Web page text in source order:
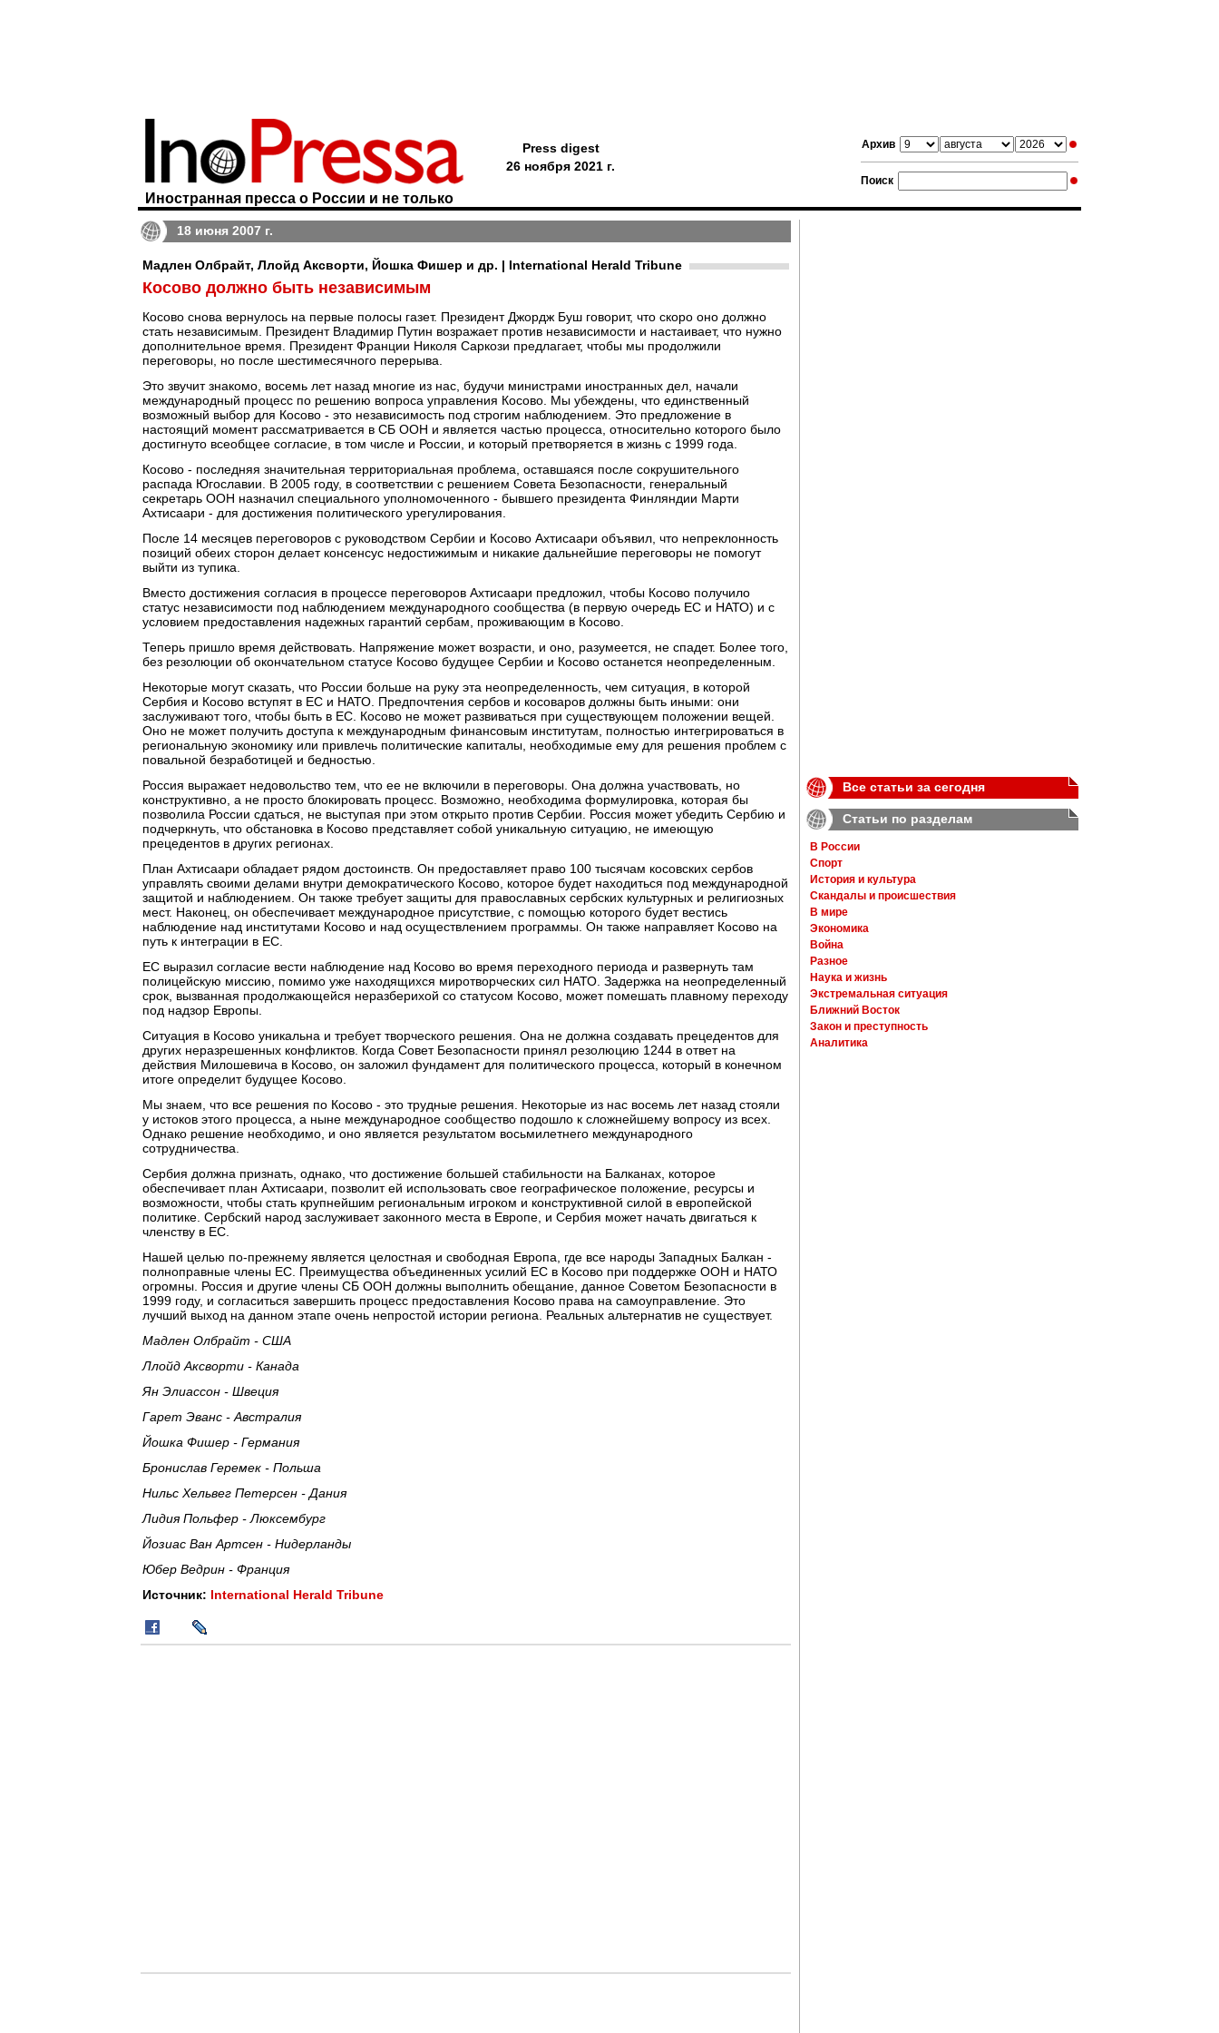
Архив
Поиск
Иностранная пресса о России и не только
Press digest
26 ноября 2021 г.
18 июня 2007 г.
Мадлен Олбрайт, Ллойд Аксворти, Йошка Фишер и др. | International Herald Tribune
Косово должно быть независимым
Косово снова вернулось на первые полосы газет. Президент Джордж Буш говорит, что скоро оно должно
стать независимым. Президент Владимир Путин возражает против независимости и настаивает, что нужно
дополнительное время. Президент Франции Николя Саркози предлагает, чтобы мы продолжили
переговоры, но после шестимесячного перерыва.
Это звучит знакомо, восемь лет назад многие из нас, будучи министрами иностранных дел, начали
международный процесс по решению вопроса управления Косово. Мы убеждены, что единственный
возможный выбор для Косово - это независимость под строгим наблюдением. Это предложение в
настоящий момент рассматривается в СБ ООН и является частью процесса, относительно которого было
достигнуто всеобщее согласие, в том числе и России, и который претворяется в жизнь с 1999 года.
Косово - последняя значительная территориальная проблема, оставшаяся после сокрушительного
распада Югославии. В 2005 году, в соответствии с решением Совета Безопасности, генеральный
секретарь ООН назначил специального уполномоченного - бывшего президента Финляндии Марти
Ахтисаари - для достижения политического урегулирования.
После 14 месяцев переговоров с руководством Сербии и Косово Ахтисаари объявил, что непреклонность
позиций обеих сторон делает консенсус недостижимым и никакие дальнейшие переговоры не помогут
выйти из тупика.
Вместо достижения согласия в процессе переговоров Ахтисаари предложил, чтобы Косово получило
статус независимости под наблюдением международного сообщества (в первую очередь ЕС и НАТО) и с
условием предоставления надежных гарантий сербам, проживающим в Косово.
Теперь пришло время действовать. Напряжение может возрасти, и оно, разумеется, не спадет. Более того,
без резолюции об окончательном статусе Косово будущее Сербии и Косово останется неопределенным.
Некоторые могут сказать, что России больше на руку эта неопределенность, чем ситуация, в которой
Сербия и Косово вступят в ЕС и НАТО. Предпочтения сербов и косоваров должны быть иными: они
заслуживают того, чтобы быть в ЕС. Косово не может развиваться при существующем положении вещей.
Оно не может получить доступа к международным финансовым институтам, полностью интегрироваться в
региональную экономику или привлечь политические капиталы, необходимые ему для решения проблем с
повальной безработицей и бедностью.
Россия выражает недовольство тем, что ее не включили в переговоры. Она должна участвовать, но
конструктивно, а не просто блокировать процесс. Возможно, необходима формулировка, которая бы
позволила России сдаться, не выступая при этом открыто против Сербии. Россия может убедить Сербию и
подчеркнуть, что обстановка в Косово представляет собой уникальную ситуацию, не имеющую
прецедентов в других регионах.
План Ахтисаари обладает рядом достоинств. Он предоставляет право 100 тысячам косовских сербов
управлять своими делами внутри демократического Косово, которое будет находиться под международной
защитой и наблюдением. Он также требует защиты для православных сербских культурных и религиозных
мест. Наконец, он обеспечивает международное присутствие, с помощью которого будет вестись
наблюдение над институтами Косово и над осуществлением программы. Он также направляет Косово на
путь к интеграции в ЕС.
ЕС выразил согласие вести наблюдение над Косово во время переходного периода и развернуть там
полицейскую миссию, помимо уже находящихся миротворческих сил НАТО. Задержка на неопределенный
срок, вызванная продолжающейся неразберихой со статусом Косово, может помешать плавному переходу
под надзор Европы.
Ситуация в Косово уникальна и требует творческого решения. Она не должна создавать прецедентов для
других неразрешенных конфликтов. Когда Совет Безопасности принял резолюцию 1244 в ответ на
действия Милошевича в Косово, он заложил фундамент для политического процесса, который в конечном
итоге определит будущее Косово.
Мы знаем, что все решения по Косово - это трудные решения. Некоторые из нас восемь лет назад стояли
у истоков этого процесса, а ныне международное сообщество подошло к сложнейшему вопросу из всех.
Однако решение необходимо, и оно является результатом восьмилетнего международного
сотрудничества.
Сербия должна признать, однако, что достижение большей стабильности на Балканах, которое
обеспечивает план Ахтисаари, позволит ей использовать свое географическое положение, ресурсы и
возможности, чтобы стать крупнейшим региональным игроком и конструктивной силой в европейской
политике. Сербский народ заслуживает законного места в Европе, и Сербия может начать двигаться к
членству в ЕС.
Нашей целью по-прежнему является целостная и свободная Европа, где все народы Западных Балкан -
полноправные члены ЕС. Преимущества объединенных усилий ЕС в Косово при поддержке ООН и НАТО
огромны. Россия и другие члены СБ ООН должны выполнить обещание, данное Советом Безопасности в
1999 году, и согласиться завершить процесс предоставления Косово права на самоуправление. Это
лучший выход на данном этапе очень непростой истории региона. Реальных альтернатив не существует.
Мадлен Олбрайт - США
Ллойд Аксворти - Канада
Ян Элиассон - Швеция
Гарет Эванс - Австралия
Йошка Фишер - Германия
Бронислав Геремек - Польша
Нильс Хельвег Петерсен - Дания
Лидия Польфер - Люксембург
Йозиас Ван Артсен - Нидерланды
Юбер Ведрин - Франция
Источник: International Herald Tribune
Все статьи за сегодня
Статьи по разделам
В России
Спорт
История и культура
Скандалы и происшествия
В мире
Экономика
Война
Разное
Наука и жизнь
Экстремальная ситуация
Ближний Восток
Закон и преступность
Аналитика